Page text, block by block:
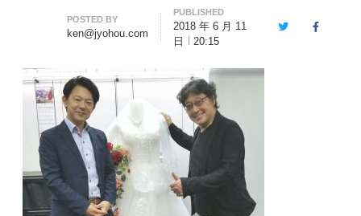
Author
POSTED BY
ken@jyohou.com
PUBLISHED
2018 年 6 月 11
日
20:15
TwitterFacebook